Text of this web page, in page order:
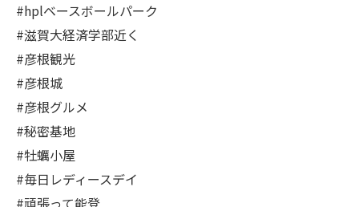
#hplベースボールパーク
#滋賀大経済学部近く
#彦根観光
#彦根城
#彦根グルメ
#秘密基地
#牡蠣小屋
#毎日レディースデイ
#頑張って能登